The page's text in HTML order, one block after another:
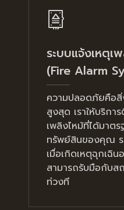
ระบบแจ้งเหตุเ
(Fire Alarm
ความปลอดภัยคือสิ่
สูงสุด เราให้บริกา
เพลิงไหม้ที่ได้มาต
ทรัพย์สินของคุณ ร
เมื่อเกิดเหตุฉุกเฉิน
สามารถรับมือกับ
ท่วงที